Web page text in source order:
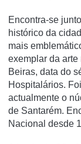
Encontra-se
histórico da
mais
exemplar da
Beiras, data do
Hospitalários.
actualmente o
de Santarém.
Nacional desde